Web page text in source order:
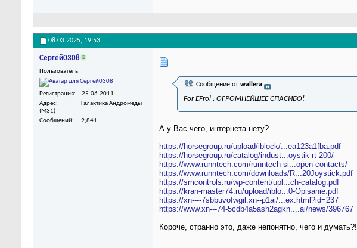
08.03.2025, 19:53
Сергей0308
Пользователь
Регистрация
25.06.2011
Адрес
Галактика Андромеды
(M31)
Сообщений
9,841
Сообщение от wallera
For EFrol : ОГРОМНЕЙШЕЕ СПАСИБО!
А у Вас чего, интернета нету?
https://horsegroup.ru/upload/iblock/...ea123a1fba.pdf
https://horsegroup.ru/catalog/indust...oystik-rt-200/
https://www.runntech.com/runntech-si...open-contacts/
https://www.runntech.com/downloads/R...20Joystick.pdf
https://smcontrols.ru/wp-content/upl...ch-catalog.pdf
https://kran-master74.ru/upload/iblo...0-Opisanie.pdf
https://xn----7sbbuvofwgil.xn--p1ai/...ex.html?id=237
https://www.xn---74-5cdb4a5ash2agkn....ai/news/396767
Короче, странно это, даже непонятно, чего и думать?!